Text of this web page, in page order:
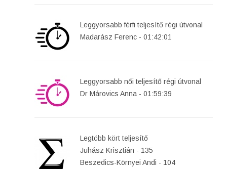
Leggyorsabb férfi teljesítő régi útvonal
Madarász Ferenc - 01:42:01
Leggyorsabb női teljesítő régi útvonal
Dr Márovics Anna - 01:59:39
Legtöbb kört teljesítő
Juhász Krisztián - 135
Beszedics-Környei Andi - 104